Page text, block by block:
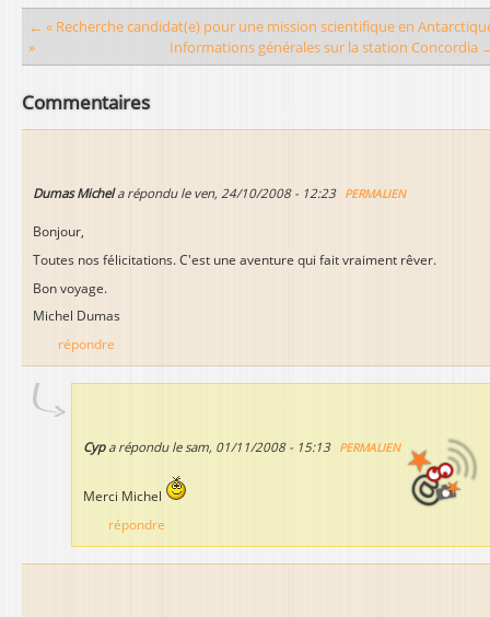
← « Recherche candidat(e) pour une mission scientifique en
»
Informations générales sur la station Concordia
Commentaires
Dumas Michela répondu le ven, 24/10/2008 - 12:23 PERMALIEN
Bonjour,
Toutes nos félicitations. C'est une aventure qui fait vraiment rêver.
Bon voyage.
Michel Dumas
répondre
Cypa répondu lesam, 01/11/2008 - 15:13 PERMALIEN
Merci Michel
répondre